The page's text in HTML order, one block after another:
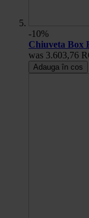
-10%
Chiuveta Box
was 3.603,76
Adauga în cos